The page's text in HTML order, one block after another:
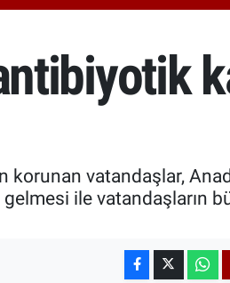
BITCOIN
65.130,04
korunan vatandaşlar,
ile vatandaşların